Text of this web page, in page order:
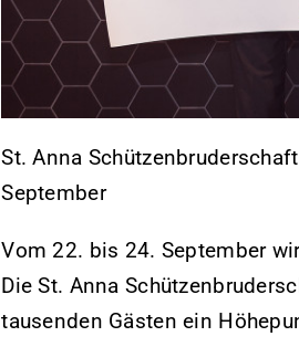
St. Anna
September
Vom 22. bis 24. September
Die St. Anna
tausenden Gästen ein